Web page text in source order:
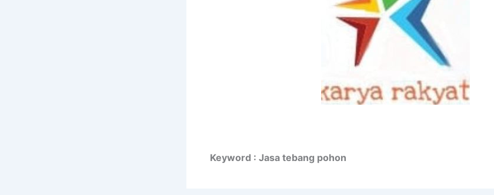
Keyword : Jasa tebang pohon